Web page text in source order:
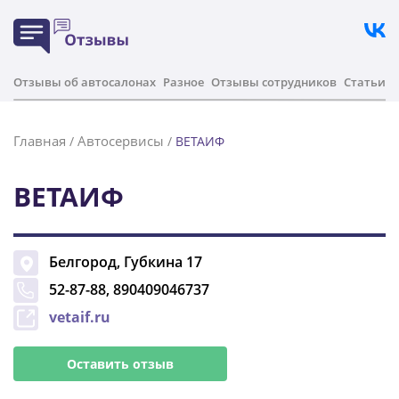
Отзывы об автосалонах Разное Отзывы сотрудников Статьи
Главная / Автосервисы / ВЕТАИФ
ВЕТАИФ
Белгород, Губкина 17
52-87-88, 890409046737
vetaif.ru
Оставить отзыв